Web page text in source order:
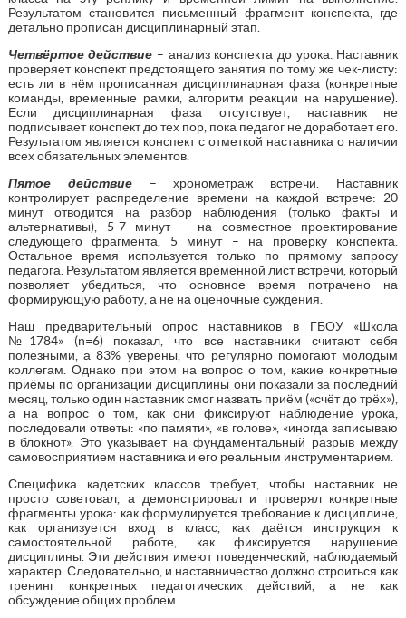
Результатом становится письменный фрагмент конспекта, где
детально прописан дисциплинарный этап.
Четвёртое действие – анализ конспекта до урока. Наставник
проверяет конспект предстоящего занятия по тому же чек-листу:
есть ли в нём прописанная дисциплинарная фаза (конкретные
команды, временные рамки, алгоритм реакции на нарушение).
Если дисциплинарная фаза отсутствует, наставник не
подписывает конспект до тех пор, пока педагог не доработает его.
Результатом является конспект с отметкой наставника о наличии
всех обязательных элементов.
Пятое действие– хронометраж встречи. Наставник
контролирует распределение времени на каждой встрече: 20
минут отводится на разбор наблюдения (только факты и
альтернативы), 5-7 минут – на совместное проектирование
следующего фрагмента, 5 минут – на проверку конспекта.
Остальное время используется только по прямому запросу
педагога. Результатом является временной лист встречи, который
позволяет убедиться, что основное время потрачено на
формирующую работу, а не на оценочные суждения.
Наш предварительный опрос наставников в ГБОУ «Школа
№1784» (n=6) показал, что все наставники считают себя
полезными, а 83% уверены, что регулярно помогают молодым
коллегам. Однако при этом на вопрос о том, какие конкретные
приёмы по организации дисциплины они показали за последний
месяц, только один наставник смог назвать приём («счёт до трёх»),
а на вопрос о том, как они фиксируют наблюдение урока,
последовали ответы: «по памяти», «в голове», «иногда записываю
в блокнот». Это указывает на фундаментальный разрыв между
самовосприятием наставника и его реальным инструментарием.
Специфика кадетских классов требует, чтобы наставник не
просто советовал, а демонстрировал и проверял конкретные
фрагменты урока: как формулируется требование к дисциплине,
как организуется вход в класс, как даётся инструкция к
самостоятельной работе, как фиксируется нарушение
дисциплины. Эти действия имеют поведенческий, наблюдаемый
характер. Следовательно, и наставничество должно строиться как
тренинг конкретных педагогических действий, а не как
обсуждение общих проблем.